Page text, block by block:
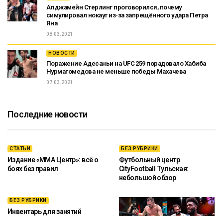
Алджамейн Стерлинг проговорился, почему
симулировал нокаут из-за запрещённого удара Петра
Яна
08.03.2021
НОВОСТИ
Поражение Адесаньи на UFC 259 порадовало Хабиба
Нурмагомедова не меньше победы Махачева
07.03.2021
Последние новости
СТАТЬИ
Издание «ММА Центр»: всё о
боях без правил
БЕЗ РУБРИКИ
Футбольный центр
CityFootball Тульская:
небольшой обзор
БЕЗ РУБРИКИ
Инвентарь для занятий